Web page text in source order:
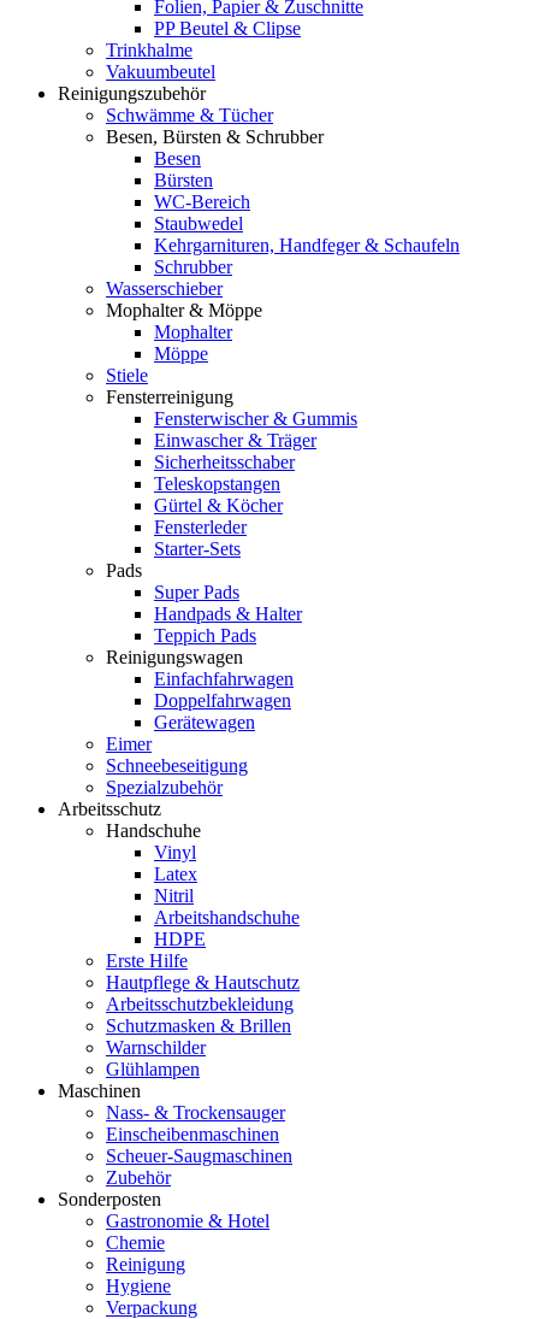
Folien, Papier & Zuschnitte
PP Beutel & Clipse
Trinkhalme
Vakuumbeutel
Reinigungszubehör
Schwämme & Tücher
Besen, Bürsten & Schrubber
Besen
Bürsten
WC-Bereich
Staubwedel
Kehrgarnituren, Handfeger & Schaufeln
Schrubber
Wasserschieber
Mophalter & Möppe
Mophalter
Möppe
Stiele
Fensterreinigung
Fensterwischer & Gummis
Einwascher & Träger
Sicherheitsschaber
Teleskopstangen
Gürtel & Köcher
Fensterleder
Starter-Sets
Pads
Super Pads
Handpads & Halter
Teppich Pads
Reinigungswagen
Einfachfahrwagen
Doppelfahrwagen
Gerätewagen
Eimer
Schneebeseitigung
Spezialzubehör
Arbeitsschutz
Handschuhe
Vinyl
Latex
Nitril
Arbeitshandschuhe
HDPE
Erste Hilfe
Hautpflege & Hautschutz
Arbeitsschutzbekleidung
Schutzmasken & Brillen
Warnschilder
Glühlampen
Maschinen
Nass- & Trockensauger
Einscheibenmaschinen
Scheuer-Saugmaschinen
Zubehör
Sonderposten
Gastronomie & Hotel
Chemie
Reinigung
Hygiene
Verpackung